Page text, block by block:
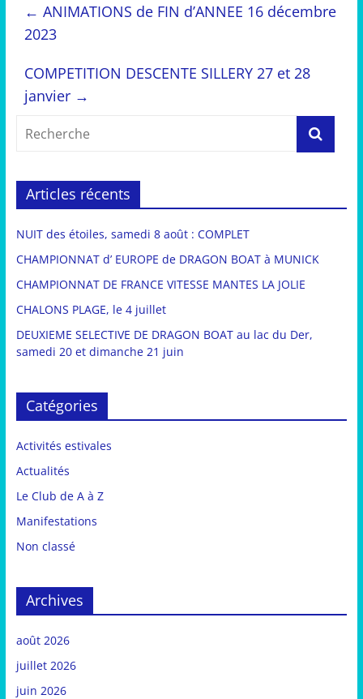
← ANIMATIONS de FIN d’ANNEE 16 décembre
2023
COMPETITION DESCENTE SILLERY 27 et 28
janvier →
Articles récents
NUIT des étoiles, samedi 8 août : COMPLET
CHAMPIONNAT d’ EUROPE de DRAGON BOAT à MUNICK
CHAMPIONNAT DE FRANCE VITESSE MANTES LA JOLIE
CHALONS PLAGE, le 4 juillet
DEUXIEME SELECTIVE DE DRAGON BOAT au lac du Der,
samedi 20 et dimanche 21 juin
Catégories
Activités estivales
Actualités
Le Club de A à Z
Manifestations
Non classé
Archives
août 2026
juillet 2026
juin 2026